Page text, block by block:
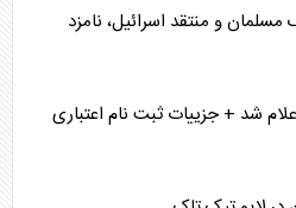
متحدان ایران
جدید است؟
و منتقد اسرائیل، نامزد
شد + جزییات ثبت نام اعتباری